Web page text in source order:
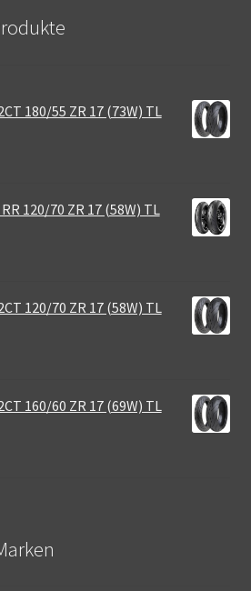
180/55 ZR 17 (73W) TL
120/70 ZR 17 (58W) TL
120/70 ZR 17 (58W) TL
160/60 ZR 17 (69W) TL